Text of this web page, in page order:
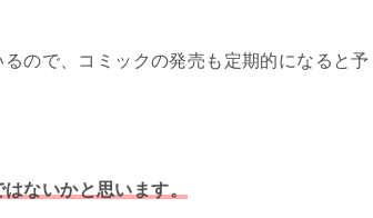
ので、コミックの発売も定期的になると予
ないかと思います。